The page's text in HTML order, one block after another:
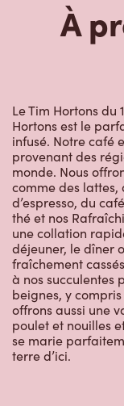
À
Le Tim Hortons du
Hortons est le
infusé. Notre café
provenant des
monde. Nous
comme des lattes,
d’espresso, du
thé et nos
une collation
déjeuner, le dîner
fraîchement
à nos succulentes
beignes, y
offrons aussi une
poulet et nouilles
se marie
terre d’ici.